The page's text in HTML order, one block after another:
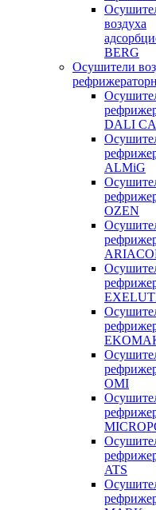
воздуха
BERG
Осушители
DALI
ALMiG
OZEN
OMI
ATS